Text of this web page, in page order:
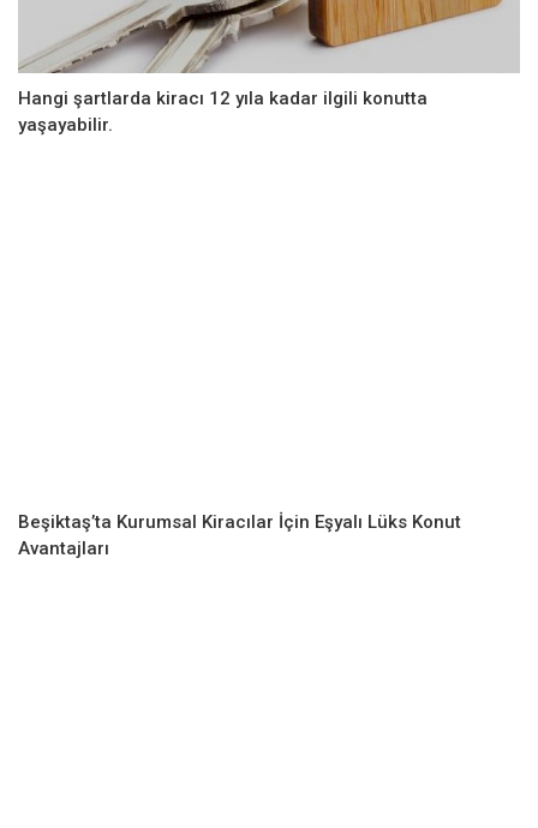
Hangi şartlarda kiracı 12 yıla kadar ilgili konutta
yaşayabilir.
Beşiktaş’ta Kurumsal Kiracılar İçin Eşyalı Lüks Konut
Avantajları